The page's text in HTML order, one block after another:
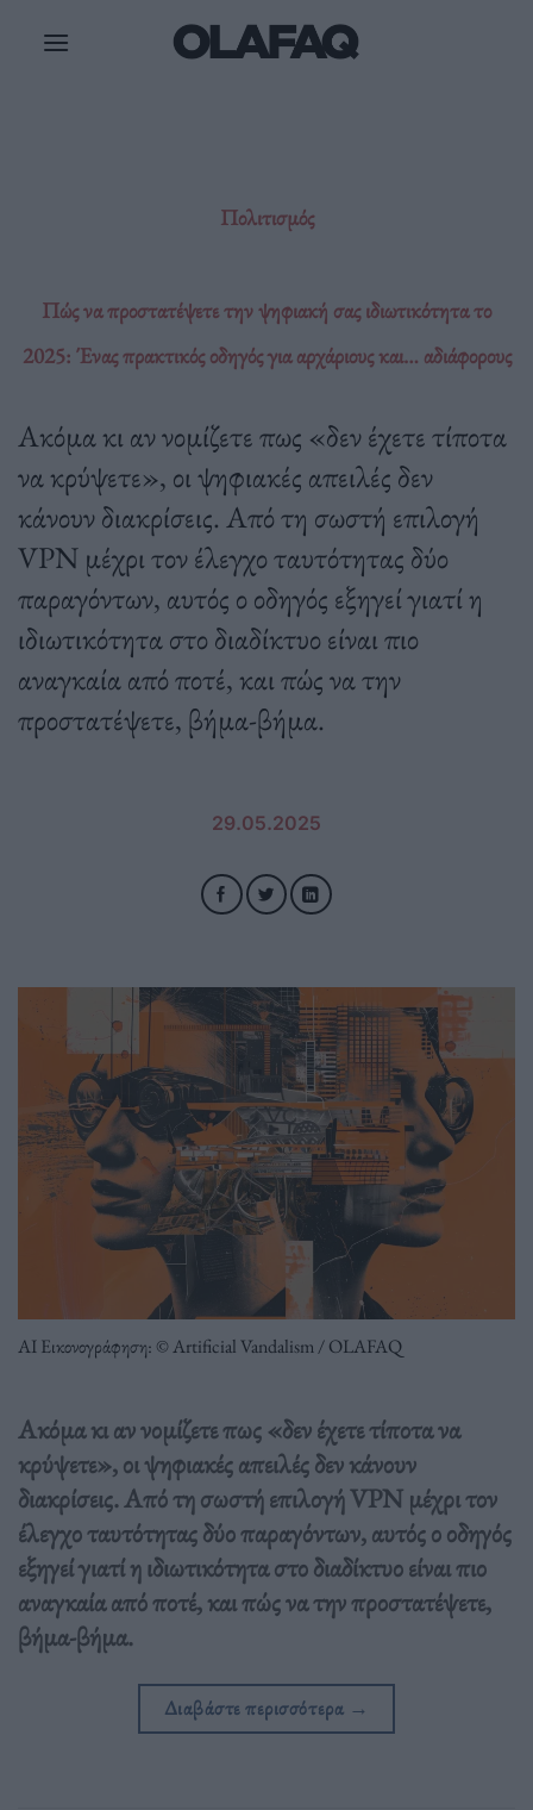
Πολιτισμός
Πώς να προστατέψετε την ψηφιακή σας ιδιωτικότητα το
2025: Ένας πρακτικός οδηγός για αρχάριους και… αδιάφορους
Ακόμα κι αν νομίζετε πως «δεν έχετε τίποτα
να κρύψετε», οι ψηφιακές απειλές δεν
κάνουν διακρίσεις. Από τη σωστή επιλογή
VPN μέχρι τον έλεγχο ταυτότητας δύο
παραγόντων, αυτός ο οδηγός εξηγεί γιατί η
ιδιωτικότητα στο διαδίκτυο είναι πιο
αναγκαία από ποτέ, και πώς να την
προστατέψετε, βήμα-βήμα.
29.05.2025
ΑΙ Εικονογράφηση: © Artificial Vandalism / OLAFAQ
Ακόμα κι αν νομίζετε πως «δεν έχετε τίποτα να
κρύψετε», οι ψηφιακές απειλές δεν κάνουν
διακρίσεις. Από τη σωστή επιλογή VPN μέχρι τον
έλεγχο ταυτότητας δύο παραγόντων, αυτός ο οδηγός
εξηγεί γιατί η ιδιωτικότητα στο διαδίκτυο είναι πιο
αναγκαία από ποτέ, και πώς να την προστατέψετε,
βήμα-βήμα.
Διαβάστε περισσότερα →